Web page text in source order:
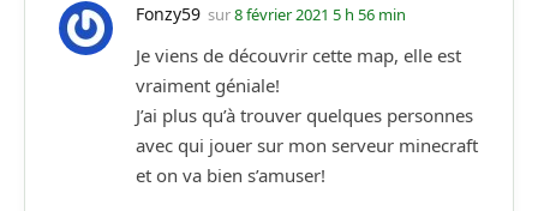
Fonzy59 sur8 février 2021 5 h 56 min
Je viens de découvrir cette map, elle est
vraiment géniale!
J’ai plus qu’à trouver quelques personnes
avec qui jouer sur mon serveur minecraft
et on va bien s’amuser!